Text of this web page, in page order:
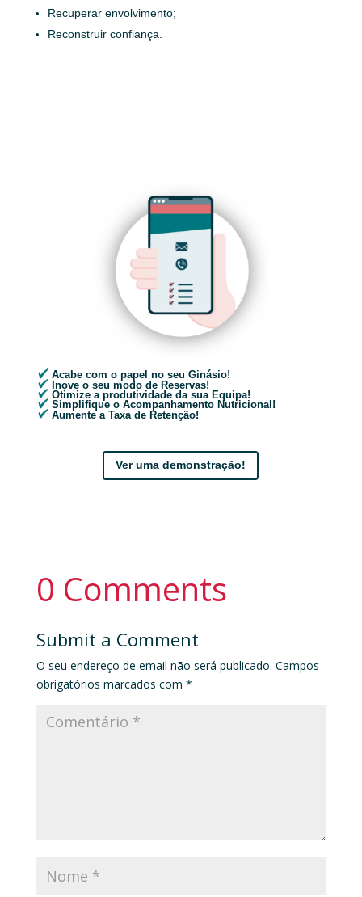
Recuperar envolvimento;
Reconstruir confiança.
Acabe com o papel no seu Ginásio!
Inove o seu modo de Reservas!
Otimize a produtividade da sua Equipa!
Simplifique o Acompanhamento Nutricional!
Aumente a Taxa de Retenção!
Ver uma demonstração!
0 Comments
Submit a Comment
O seu endereço de email não será publicado. Campos
obrigatórios marcados com *